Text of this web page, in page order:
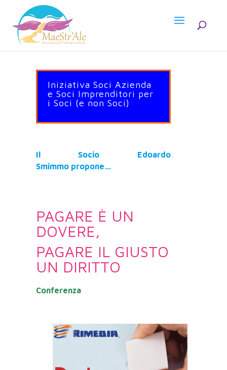
Iniziativa Soci Azienda
e Soci Imprenditori per
i Soci (e non Soci)
Il Socio Edoardo
Smimmopropone…
PAGARE È UN
DOVERE,
PAGARE IL GIUSTO
UN DIRITTO
Conferenza